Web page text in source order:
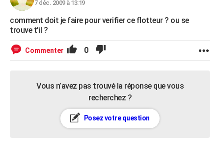
7 déc. 2009 à 13:19
comment doit je faire pour verifier ce flotteur ? ou se
trouve t'il ?
Commenter 0
Vous n’avez pas trouvé la réponse que vous
recherchez ?
Posez votre question